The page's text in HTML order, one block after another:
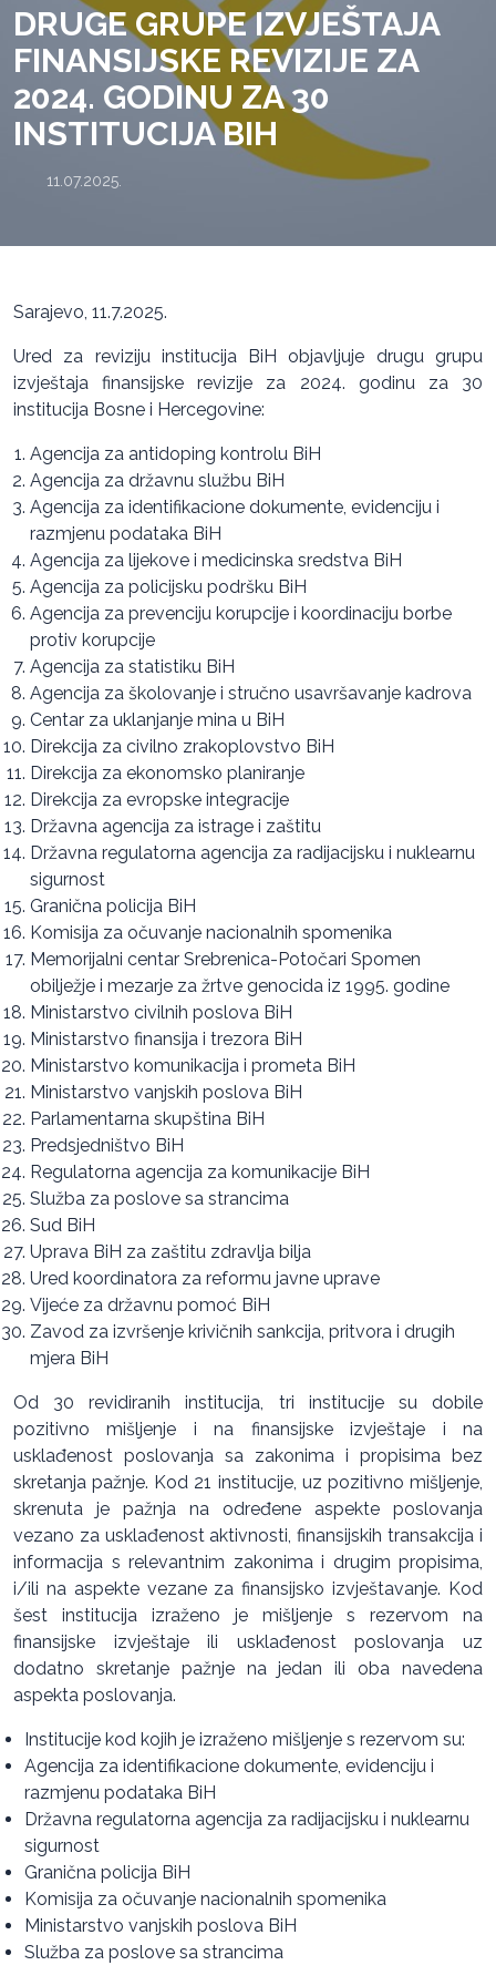
DRUGE GRUPE IZVJEŠTAJA
FINANSIJSKE REVIZIJE ZA
2024. GODINU ZA 30
INSTITUCIJA BIH
11.07.2025.
Sarajevo, 11.7.2025.
Ured za reviziju institucija BiH objavljuje drugu grupu
izvještaja finansijske revizije za 2024. godinu za 30
institucija Bosne i Hercegovine:
Agencija za antidoping kontrolu BiH
Agencija za državnu službu BiH
Agencija za identifikacione dokumente, evidenciju i
razmjenu podataka BiH
Agencija za lijekove i medicinska sredstva BiH
Agencija za policiјsku podršku BiH
Agencija za prevenciju korupcije i koordinaciju borbe
protiv korupcije
Agencija za statistiku BiH
Agencija za školovanje i stručno usavršavanje kadrova
Centar za uklanjanje mina u BiH
Direkcija za civilno zrakoplovstvo BiH
Direkcija za ekonomsko planiranje
Direkcija za evropske integracije
Državna agencija za istrage i zaštitu
Državna regulatorna agencija za radijacijsku i nuklearnu
sigurnost
Granična policija BiH
Komisija za očuvanje nacionalnih spomenika
Memorijalni centar Srebrenica-Potočari Spomen
obilježje i mezarje za žrtve genocida iz 1995. godine
Ministarstvo civilnih poslova BiH
Ministarstvo finansija i trezora BiH
Ministarstvo komunikacija i prometa BiH
Ministarstvo vanjskih poslova BiH
Parlamentarna skupština BiH
Predsjedništvo BiH
Regulatorna agencija za komunikacije BiH
Služba za poslove sa strancima
Sud BiH
Uprava BiH za zaštitu zdravlja bilja
Ured koordinatora za reformu javne uprave
Vijeće za državnu pomoć BiH
Zavod za izvršenje krivičnih sankcija, pritvora i drugih
mjera BiH
Od 30 revidiranih institucija, tri institucije su dobile
pozitivno mišljenje i na finansijske izvještaje i na
usklađenost poslovanja sa zakonima i propisima bez
skretanja pažnje. Kod 21 institucije, uz pozitivno mišljenje,
skrenuta je pažnja na određene aspekte poslovanja
vezano za usklađenost aktivnosti, finansijskih transakcija i
informacija s relevantnim zakonima i drugim propisima,
i/ili na aspekte vezane za finansijsko izvještavanje. Kod
šest institucija izraženo je mišljenje s rezervom na
finansijske izvještaje ili usklađenost poslovanja uz
dodatno skretanje pažnje na jedan ili oba navedena
aspekta poslovanja.
Institucije kod kojih je izraženo mišljenje s rezervom su:
Agencija za identifikacione dokumente, evidenciju i
razmjenu podataka BiH
Državna regulatorna agencija za radijacijsku i nuklearnu
sigurnost
Granična policija BiH
Komisija za očuvanje nacionalnih spomenika
Ministarstvo vanjskih poslova BiH
Služba za poslove sa strancima